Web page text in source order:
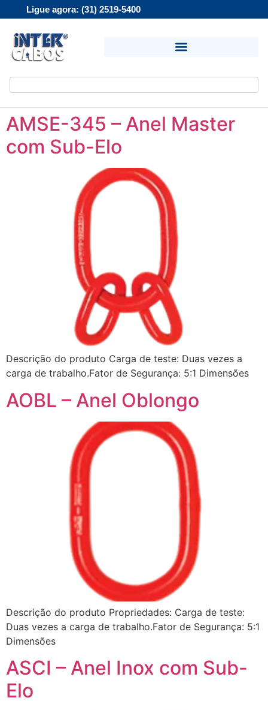
Ligue agora: (31) 2519-5400
AMSE-345 – Anel Master
com Sub-Elo
Descrição do produto Carga de teste: Duas vezes a
carga de trabalho.Fator de Segurança: 5:1 Dimensões
AOBL – Anel Oblongo
Descrição do produto Propriedades: Carga de teste:
Duas vezes a carga de trabalho.Fator de Segurança: 5:1
Dimensões
ASCI – Anel Inox com Sub-
Elo